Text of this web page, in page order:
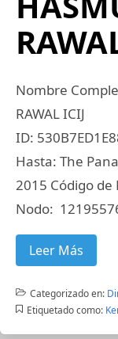
Nombre
RAWAL ICIJ
ID:
Hasta: The
2015 Código de
Nodo:
Leer Más
Categorizado en:
Etiquetado como: